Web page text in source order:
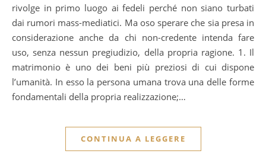
rivolge in primo luogo ai fedeli perché non siano turbati
dai rumori mass-mediatici. Ma oso sperare che sia presa in
considerazione anche da chi non-credente intenda fare
uso, senza nessun pregiudizio, della propria ragione. 1. Il
matrimonio è uno dei beni più preziosi di cui dispone
l’umanità. In esso la persona umana trova una delle forme
fondamentali della propria realizzazione;…
CONTINUA A LEGGERE